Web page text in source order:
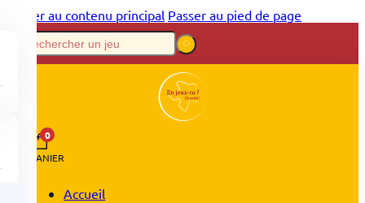
Passer au contenu principal Passer au pied de page
0
PANIER
Accueil